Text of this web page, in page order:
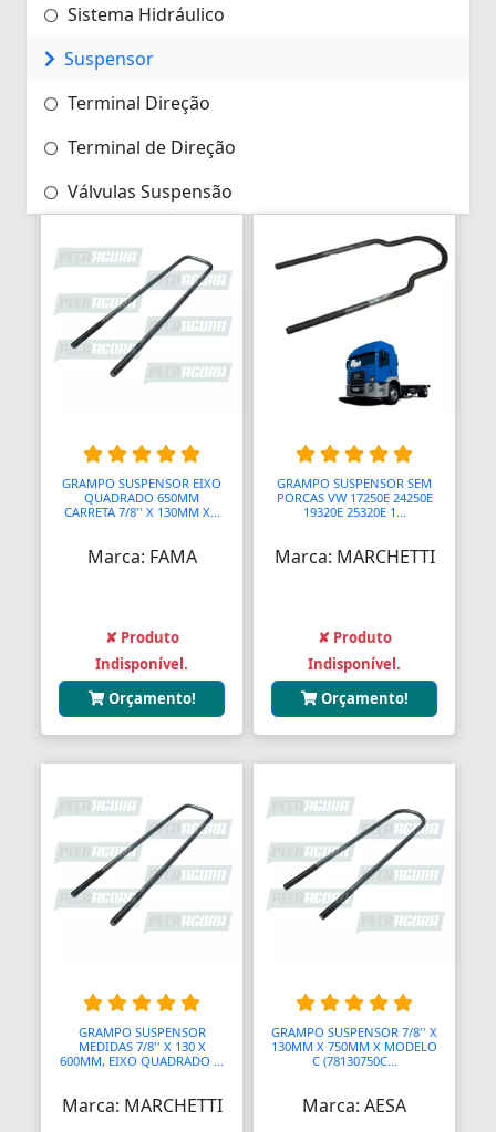
Sistema Hidráulico
Suspensor
Terminal Direção
Terminal de Direção
Válvulas Suspensão
GRAMPO SUSPENSOR EIXO
QUADRADO 650MM
CARRETA 7/8'' X 130MM X...
Marca: FAMA
✘ Produto
Indisponível.
Orçamento!
GRAMPO SUSPENSOR SEM
PORCAS VW 17250E 24250E
19320E 25320E 1...
Marca: MARCHETTI
✘ Produto
Indisponível.
Orçamento!
GRAMPO SUSPENSOR
MEDIDAS 7/8'' X 130 X
600MM, EIXO QUADRADO ...
Marca: MARCHETTI
GRAMPO SUSPENSOR 7/8'' X
130MM X 750MM X MODELO
C (78130750C...
Marca: AESA